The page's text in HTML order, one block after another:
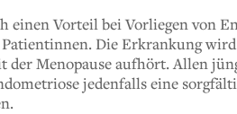
einen Vorteil bei Vorliegen von
Die Erkrankung
der Menopause aufhört. Allen
jedenfalls eine